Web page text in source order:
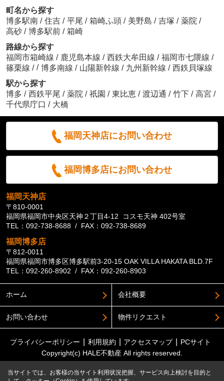
町名から探す
博多駅南 / 住吉 / 平尾 / 箱崎ふ頭 / 美野島 / 吉塚 / 薬院 /
高砂 / 博多駅前 / 箱崎
路線から探す
福岡市箱崎線 / 鹿児島本線 / 西鉄大牟田線 / 福岡市七隈線 /
篠栗線 / / 博多南線 / 山陽新幹線 / 九州新幹線 / 西鉄貝塚線
駅から探す
博多 / 西鉄平尾 / 薬院 / 祇園 / 東比恵 / 渡辺通 / 竹下 / 高宮 /
千代県庁口 / 大橋
福岡天神店にお問い合わせ
福岡博多店にお問い合わせ
福岡天神店
〒810-0001
福岡県福岡市中央区天神２丁目4-12 コスモ天神 402号室
TEL：092-738-8688 / FAX：092-738-8689
福岡博多店
〒812-0011
福岡県福岡市博多区博多駅前3-20-15 OAK VILLA HAKATA BLD.7F
TEL：092-260-8902 / FAX：092-260-8903
ホーム 会社概要
お問い合わせ 物件リクエスト
プライバシーポリシー 利用規約 アクセスマップ
PCサイト
Copyright(c) HALE不動産 All rights reserved.
当サイトでは、お客様の当サイト利用状況把握、サービス向上検討を目的と